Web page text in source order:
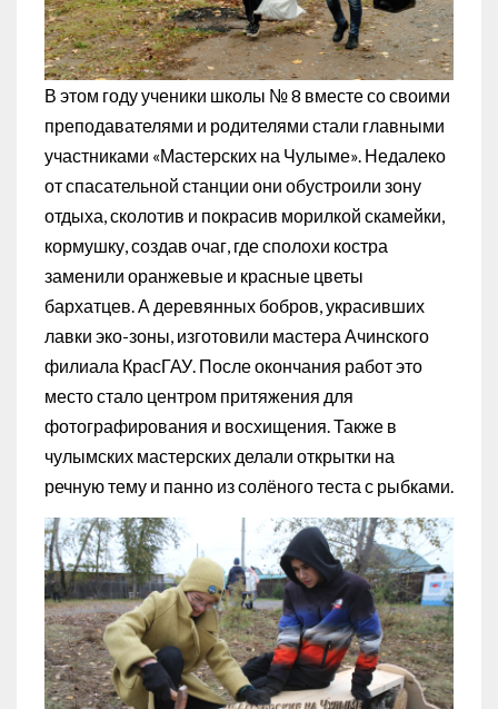
В этом году ученики школы № 8 вместе со своими
преподавателями и родителями стали главными
участниками «Мастерских на Чулыме». Недалеко
от спасательной станции они обустроили зону
отдыха, сколотив и покрасив морилкой скамейки,
кормушку, создав очаг, где сполохи костра
заменили оранжевые и красные цветы
бархатцев. А деревянных бобров, украсивших
лавки эко-зоны, изготовили мастера Ачинского
филиала КрасГАУ. После окончания работ это
место стало центром притяжения для
фотографирования и восхищения. Также в
чулымских мастерских делали открытки на
речную тему и панно из солёного теста с рыбками.